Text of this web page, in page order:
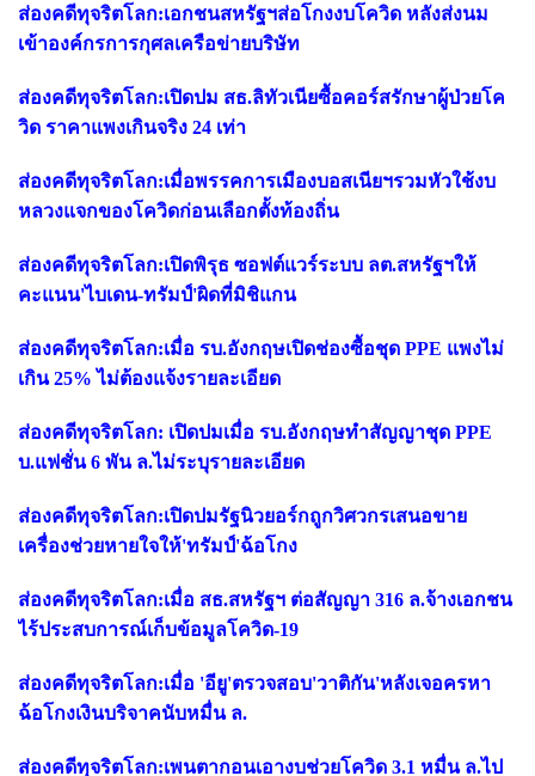
ส่องคดีทุจริตโลก:เอกชนสหรัฐฯส่อโกงงบโควิด หลังส่งนม
เข้าองค์กรการกุศลเครือข่ายบริษัท
ส่องคดีทุจริตโลก:เปิดปม สธ.ลิทัวเนียซื้อคอร์สรักษาผู้ป่วยโค
วิด ราคาแพงเกินจริง 24 เท่า
ส่องคดีทุจริตโลก:เมื่อพรรคการเมืองบอสเนียฯรวมหัวใช้งบ
หลวงแจกของโควิดก่อนเลือกตั้งท้องถิ่น
ส่องคดีทุจริตโลก:เปิดพิรุธ ซอฟต์แวร์ระบบ ลต.สหรัฐฯให้
คะแนน'ไบเดน-ทรัมป์'ผิดที่มิชิแกน
ส่องคดีทุจริตโลก:เมื่อ รบ.อังกฤษเปิดช่องซื้อชุด PPE แพงไม่
เกิน 25% ไม่ต้องแจ้งรายละเอียด
ส่องคดีทุจริตโลก: เปิดปมเมื่อ รบ.อังกฤษทำสัญญาชุด PPE
บ.แฟชั่น 6 พัน ล.ไม่ระบุรายละเอียด
ส่องคดีทุจริตโลก:เปิดปมรัฐนิวยอร์กถูกวิศวกรเสนอขาย
เครื่องช่วยหายใจให้'ทรัมป์'ฉ้อโกง
ส่องคดีทุจริตโลก:เมื่อ สธ.สหรัฐฯ ต่อสัญญา 316 ล.จ้างเอกชน
ไร้ประสบการณ์เก็บข้อมูลโควิด-19
ส่องคดีทุจริตโลก:เมื่อ 'อียู'ตรวจสอบ'วาติกัน'หลังเจอครหา
ฉ้อโกงเงินบริจาคนับหมื่น ล.
ส่องคดีทุจริตโลก:เพนตากอนเอางบช่วยโควิด 3.1 หมื่น ล.ไป